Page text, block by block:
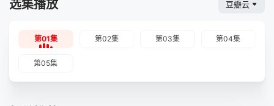
选集播放 豆瓣云
第01集 第02集 第03集 第04集
第05集